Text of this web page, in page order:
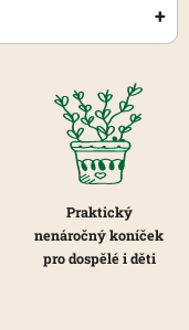
+
Praktický
nenáročný koníček
pro dospělé i děti